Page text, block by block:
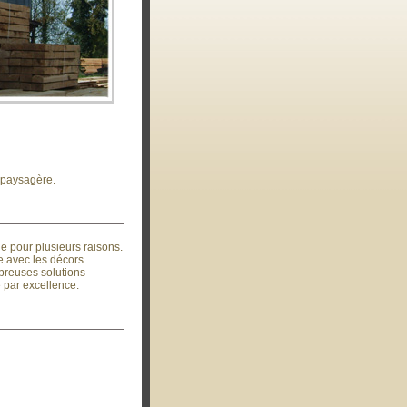
pour plusieurs raisons.
avec les décors
solutions
par excellence.